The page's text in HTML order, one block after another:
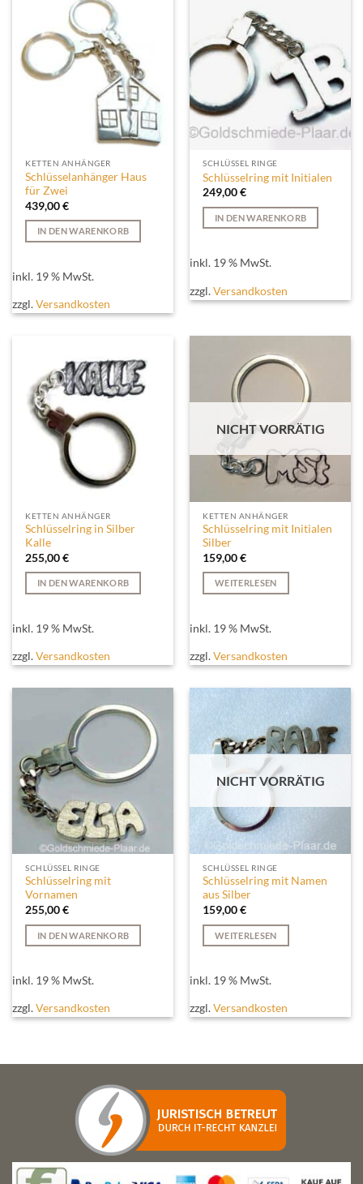
KETTEN ANHÄNGER
Schlüsselanhänger Haus
für Zwei
439,00€
IN DEN WARENKORB
inkl. 19 % MwSt.
zzgl.Versandkosten
SCHLÜSSEL RINGE
Schlüsselring mit Initialen
249,00€
IN DEN WARENKORB
inkl. 19 % MwSt.
zzgl.Versandkosten
KETTEN ANHÄNGER
Schlüsselring in Silber
Kalle
255,00€
IN DEN WARENKORB
inkl. 19 % MwSt.
zzgl.Versandkosten
NICHT VORRÄTIG
KETTEN ANHÄNGER
Schlüsselring mit Initialen
Silber
159,00€
WEITERLESEN
inkl. 19 % MwSt.
zzgl.Versandkosten
SCHLÜSSEL RINGE
Schlüsselring mit
Vornamen
255,00€
IN DEN WARENKORB
inkl. 19 % MwSt.
zzgl.Versandkosten
NICHT VORRÄTIG
SCHLÜSSEL RINGE
Schlüsselring mit Namen
aus Silber
159,00€
WEITERLESEN
inkl. 19 % MwSt.
zzgl.Versandkosten